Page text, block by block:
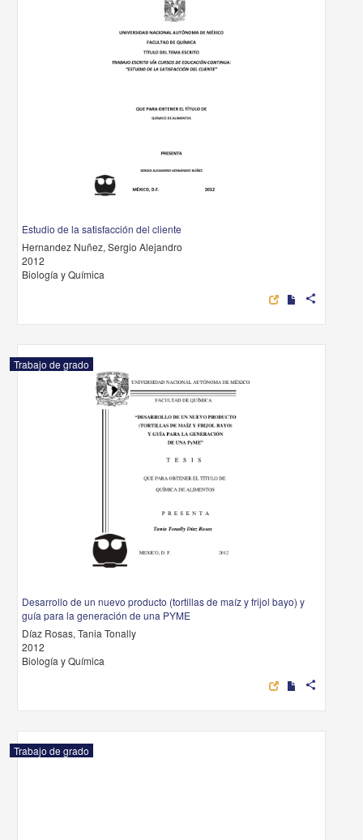
Estudio de la satisfacción del cliente
Hernandez Nuñez, Sergio Alejandro
2012
Biología y Química
share
Trabajo de grado
Desarrollo de un nuevo producto (tortillas de maíz y frijol bayo) y
guía para la generación de una PYME
Díaz Rosas, Tania Tonally
2012
Biología y Química
share
Trabajo de grado